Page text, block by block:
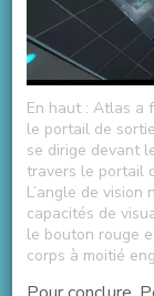
En haut : Atlas a
le portail de
se dirige devant
travers le portail
L’angle de vision
capacités de
le bouton rouge
corps à moitié